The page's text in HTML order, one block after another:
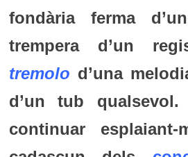
fondària ferma
trempera d’un
tremolo d’una
d’un tub
continuar